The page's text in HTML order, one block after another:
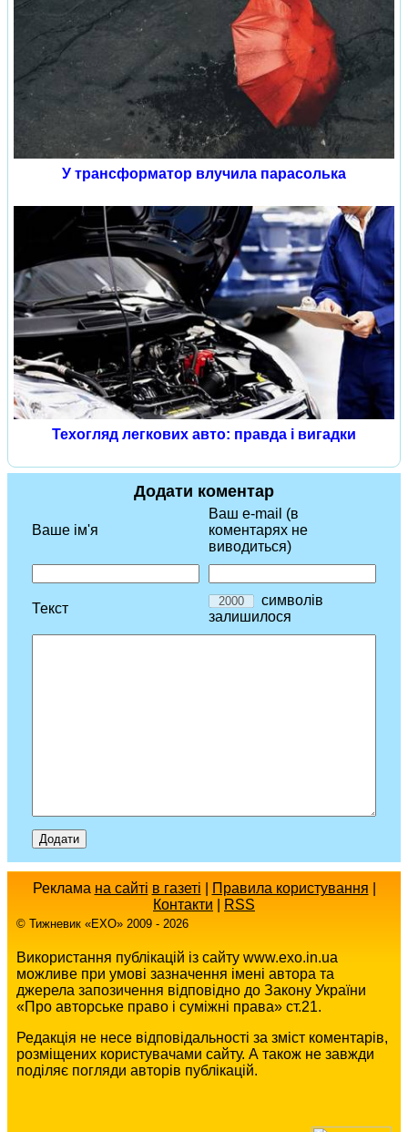
У трансформатор влучила парасолька
Техогляд легкових авто: правда і вигадки
Додати коментар
Ваше ім'я
Ваш e-mail (в
коментарях не
виводиться)
Текст
символів
залишилося
Реклама на сайті в газеті Правила користування
Контакти
RSS
© Тижневик «EХO» 2009 - 2026
Використання публікацій із сайту www.exo.in.ua
можливе при умові зазначення імені автора та
джерела запозичення відповідно до Закону України
«Про авторське право і суміжні права» ст.21.
Редакція не несе відповідальності за зміст коментарів,
розміщених користувачами сайту. А також не завжди
поділяє погляди авторів публікацій.